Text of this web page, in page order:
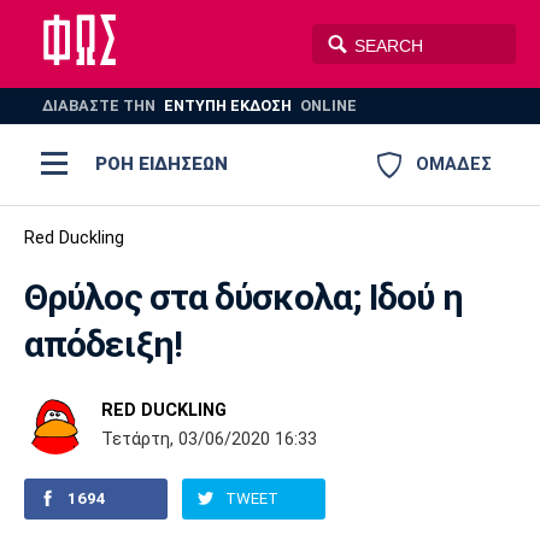
ΔΙΑΒΑΣΤΕ THN ΕΝΤΥΠΗ ΕΚΔΟΣΗ ONLINE
ΟΜΑΔΕΣ
ΡΟΗ ΕΙΔΗΣΕΩΝ
ΠΟΔΟΣΦΑΙΡΟ
ΒΟΛΕΪ
AUTO-MOTO
Ποδόσφαιρο
Super League 1
Super League 2
Γ Εθνική
Ελλάδα
Μπάσκετ
Ελλάδα
Εθνική
EuroLeague
Ολυμπιακοί Αγώνες
Βόλεϊ
Πόλο
Ολυμπιακός
Παναθηναϊκός Ατρόμητος
Red Duckling
Θρύλος στα δύσκολα; Ιδού η
απόδειξη!
RED DUCKLING
Τετάρτη, 03/06/2020 16:33
1694 TWEET